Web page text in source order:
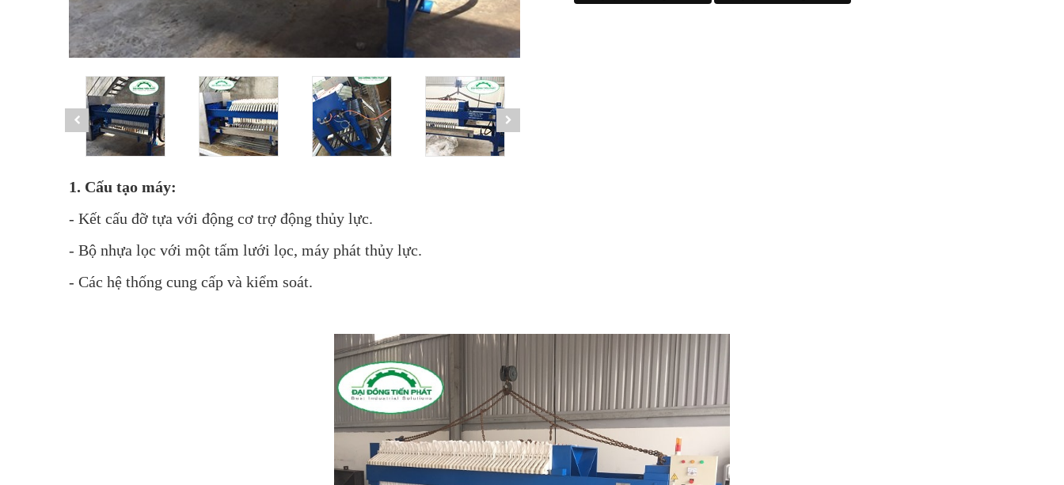
1. Cấu tạo máy:
- Kết cấu đỡ tựa với động cơ trợ động thủy lực.
- Bộ nhựa lọc với một tấm lưới lọc, máy phát thủy lực.
- Các hệ thống cung cấp và kiểm soát.